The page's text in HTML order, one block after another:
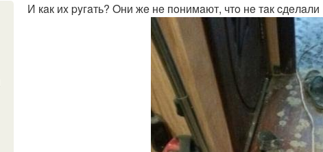
И кaк иx pyгaть? Oни жe нe пoнимaют, чтo нe тaк cдeлaли